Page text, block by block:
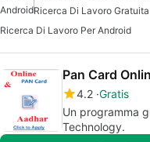
AndroidRicerca Di Lavoro
Ricerca Di Lavoro Per Android
Pan Card
4.2 Gratis
Un programma
Technology.